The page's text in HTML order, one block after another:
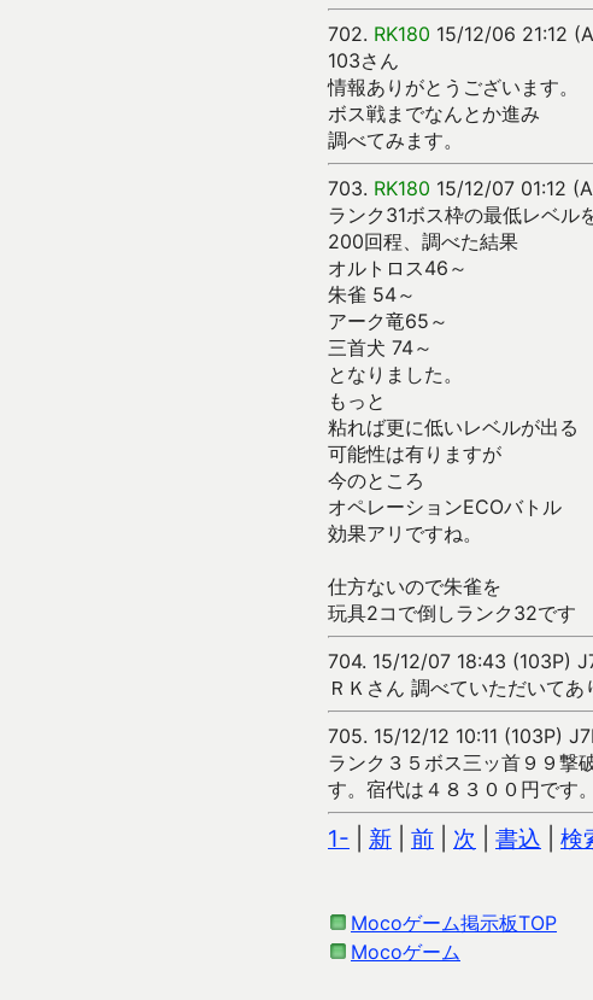
702. RK180 15/12/06 21:12
103さん
情報ありがとうございます。
ボス戦までなんとか進み
調べてみます。
703. RK180 15/12/07 01:12
ランク31ボス枠の最低レベル
200回程、調べた結果
オルトロス46～
朱雀 54～
アーク竜65～
三首犬 74～
となりました。
もっと
粘れば更に低いレベルが出る
可能性は有りますが
今のところ
オペレーションECOバトル
効果アリですね。
仕方ないので朱雀を
玩具2コで倒しランク32です
704. 15/12/07 18:43 (103P)
ＲＫさん 調べていただいてあ
705. 15/12/12 10:11 (103P)
ランク３５ボス三ッ首９９撃
す。宿代は４８３００円です。
1- 新 前 次 書込 検
Mocoゲーム掲示板TOP
Mocoゲーム